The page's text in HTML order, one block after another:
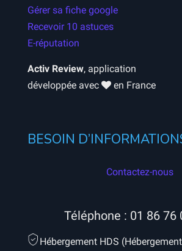
Gérer sa fiche google
Recevoir 10 astuces
E-réputation
Activ Review, application
développée avec
en France
BESOIN
Contactez-nous
Téléphone : 01 86 76
Hébergement HDS